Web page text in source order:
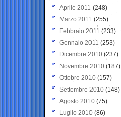
Aprile 2011 (248)
Marzo 2011 (255)
Febbraio 2011 (233)
Gennaio 2011 (253)
Dicembre 2010 (237)
Novembre 2010 (187)
Ottobre 2010 (157)
Settembre 2010 (148)
Agosto 2010 (75)
Luglio 2010 (86)